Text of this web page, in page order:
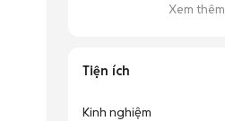
Xem thêm
Tiện ích
Kinh nghiệm